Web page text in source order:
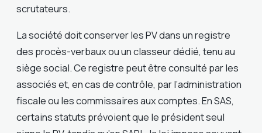
scrutateurs.
La société doit conserver les PV dans un registre
des procès-verbaux ou un classeur dédié, tenu au
siège social. Ce registre peut être consulté par les
associés et, en cas de contrôle, par l’administration
fiscale ou les commissaires aux comptes. En SAS,
certains statuts prévoient que le président seul